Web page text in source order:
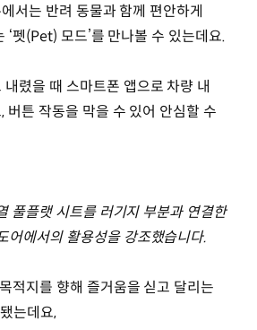
에서는 반려 동물과 함께 편안하게
‘펫(Pet) 모드’를 만나볼 수 있는데요.
렸을 때 스마트폰 앱으로 차량 내
버튼 작동을 막을 수 있어 안심할 수
풀플랫 시트를 러기지 부분과 연결한
어에서의 활용성을 강조했습니다.
적지를 향해 즐거움을 싣고 달리는
는데요,